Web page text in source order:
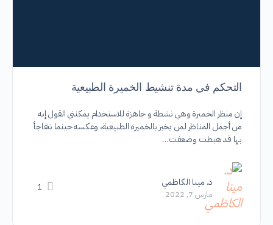
التحكم في مدة تنشيط الخميرة الطبيعية
إن منظر الخميرة وهي نشطة و جاهزة للاستخدام يمكنني القول إنه
من أجمل المناظر لمن يخبز بالخميرة الطبيعية، وعكسه حينما نتفاجأ
بها قد هبطت وضعفت…
د. مينا الكاظمي
مارس 7, 2022
1